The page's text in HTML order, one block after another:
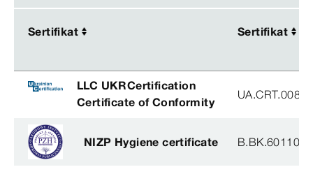
Sertifikat Sertifikat
Sertifikat Sertifikat
LLC UKRCertification
Certificate of Conformity
NIZP Hygiene certificate